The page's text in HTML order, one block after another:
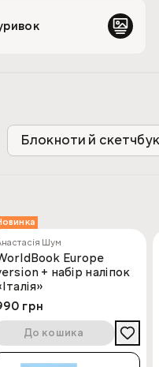
на 180 градусів
Блокноти й
Шум
Europe
+ набір наліпок
грн
До кошика